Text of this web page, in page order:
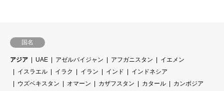
国名
アジア UAE アゼルバイジャン アフガニスタン
イエメン
イスラエル
イラク イラン インド
インドネシア
ウズベキスタン
オマーン カザフスタン カタール
カンボジア